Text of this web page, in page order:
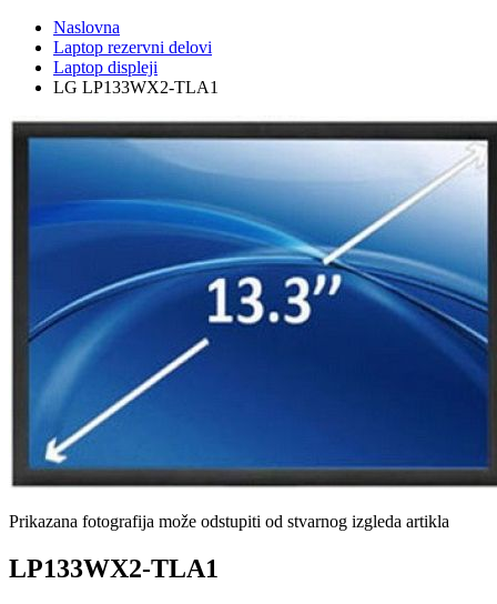
Naslovna
Laptop rezervni delovi
Laptop displeji
LG LP133WX2-TLA1
Prikazana fotografija može odstupiti od stvarnog izgleda artikla
LP133WX2-TLA1